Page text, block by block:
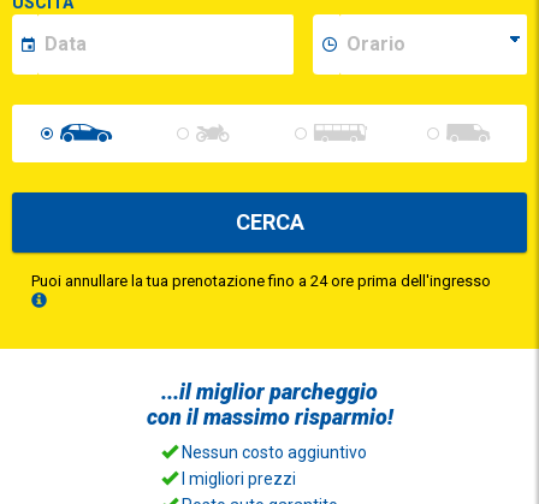
CERCA
Puoi annullare la tua prenotazione fino a 24 ore prima dell'ingresso
...ilmiglior parcheggio
con ilmassimo risparmio!
Nessun costo aggiuntivo
I migliori prezzi